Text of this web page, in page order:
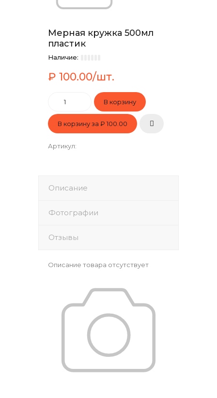
Мерная кружка 500мл
пластик
Наличие:
₽ 100.00/шт.
В корзину за ₽ 100.00
Артикул:
Описание
Фотографии
Отзывы
Описание товара отсутствует